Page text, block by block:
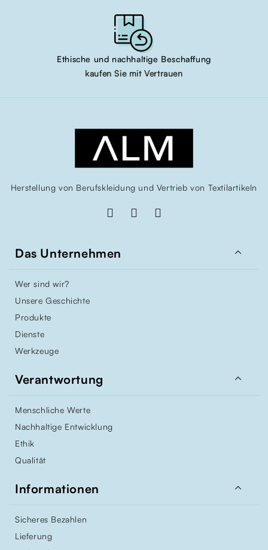
Ethische und nachhaltige Beschaffung
kaufen Sie mit Vertrauen
Herstellung von Berufskleidung und Vertrieb von Textilartikeln
Das Unternehmen 
Wer sind wir?
Unsere Geschichte
Produkte
Dienste
Werkzeuge
Verantwortung 
Menschliche Werte
Nachhaltige Entwicklung
Ethik
Qualität
Informationen 
Sicheres Bezahlen
Lieferung